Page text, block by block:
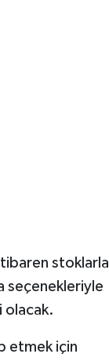
stoklarla
seçenekleriyle
olacak.
etmek için